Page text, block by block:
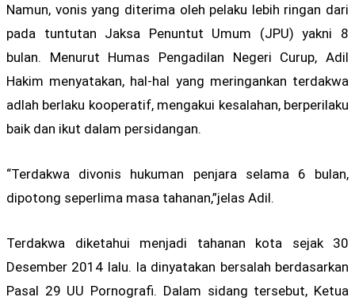
Namun, vonis yang diterima oleh pelaku lebih ringan dari
pada tuntutan Jaksa Penuntut Umum (JPU) yakni 8
bulan. Menurut Humas Pengadilan Negeri Curup, Adil
Hakim menyatakan, hal-hal yang meringankan terdakwa
adlah berlaku kooperatif, mengakui kesalahan, berperilaku
baik dan ikut dalam persidangan.
“Terdakwa divonis hukuman penjara selama 6 bulan,
dipotong seperlima masa tahanan,”jelas Adil.
Terdakwa diketahui menjadi tahanan kota sejak 30
Desember 2014 lalu. Ia dinyatakan bersalah berdasarkan
Pasal 29 UU Pornografi. Dalam sidang tersebut, Ketua